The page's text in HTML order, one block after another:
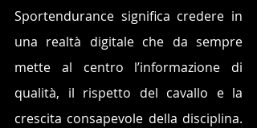
Sportendurance significa credere in
una realtà digitale che da sempre
mette al centro l’informazione di
qualità, il rispetto del cavallo e la
crescita consapevole della disciplina.